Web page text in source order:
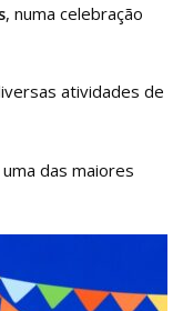
, numa celebração
atividades de
das maiores